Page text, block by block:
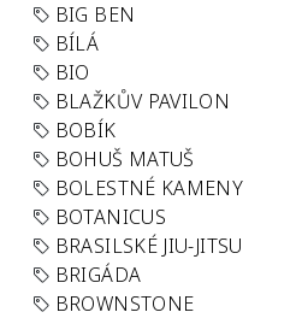
BIG BEN
BÍLÁ
BIO
BLAŽKŮV PAVILON
BOBÍK
BOHUŠ MATUŠ
BOLESTNÉ KAMENY
BOTANICUS
BRASILSKÉ JIU-JITSU
BRIGÁDA
BROWNSTONE